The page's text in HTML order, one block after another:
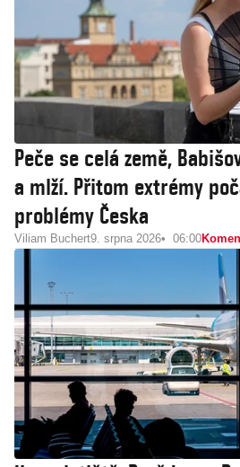
Peče se celá země,
a mlží. Přitom extrémy
problémy Česka
Viliam Buchert9. srpna 2026 06:00